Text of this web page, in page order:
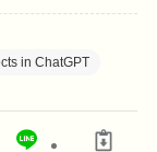
in ChatGPT